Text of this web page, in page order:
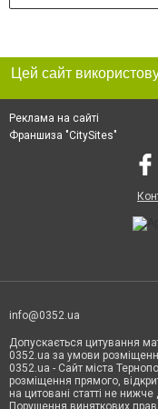
Реклама на сайті
Франшиза "CitySites"
info@0352.ua
Допускається цитування
0352.ua за умови
0352.ua - Сайт міста
розміщення прямого,
на цитовані статті не
Порушення виняткових